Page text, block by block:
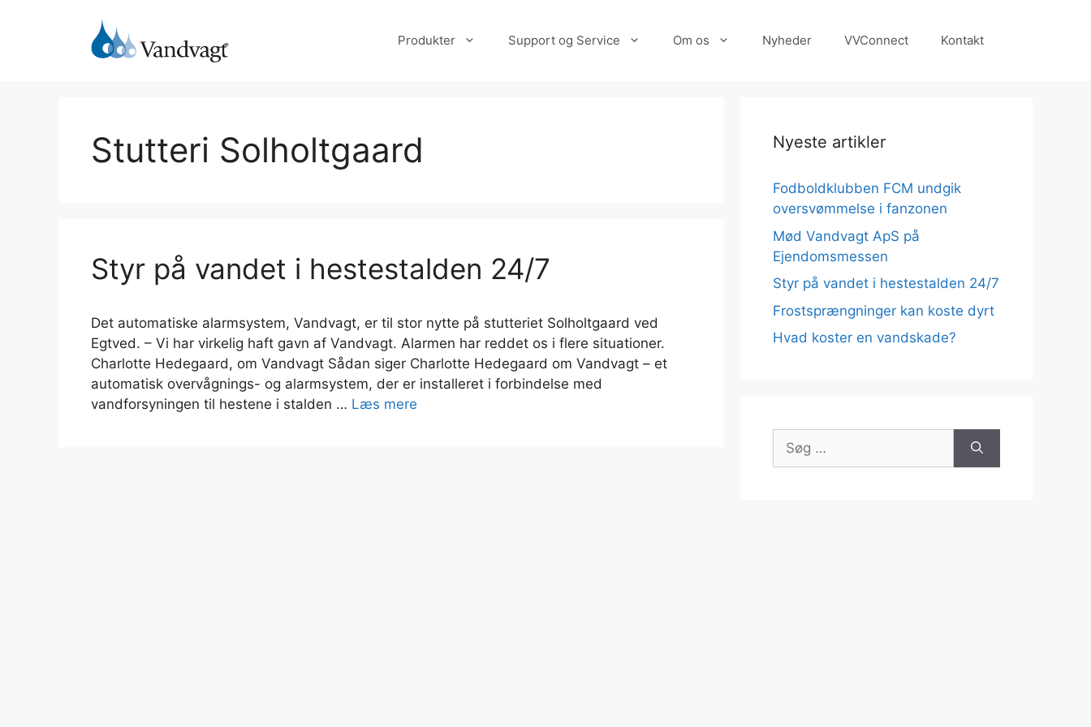
Produkter Support og Service Om os Nyheder VVConnect Kontakt
Stutteri Solholtgaard
Styr på vandet i hestestalden 24/7
Det automatiske alarmsystem, Vandvagt, er til stor nytte på stutteriet Solholtgaard ved
Egtved. – Vi har virkelig haft gavn af Vandvagt. Alarmen har reddet os i flere situationer.
Charlotte Hedegaard, om Vandvagt Sådan siger Charlotte Hedegaard om Vandvagt – et
automatisk overvågnings- og alarmsystem, der er installeret i forbindelse med
vandforsyningen til hestene i stalden … Læs mere
Nyeste artikler
Fodboldklubben FCM undgik
oversvømmelse i fanzonen
Mød Vandvagt ApS på
Ejendomsmessen
Styr på vandet i hestestalden 24/7
Frostsprængninger kan koste dyrt
Hvad koster en vandskade?
Søg
efter: